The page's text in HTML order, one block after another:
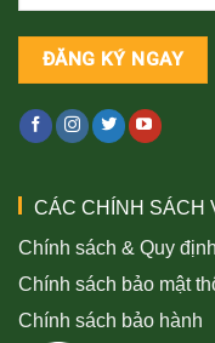
CÁC CHÍNH SÁCH
Chính sách & Quy
Chính sách bảo mật
Chính sách bảo hành